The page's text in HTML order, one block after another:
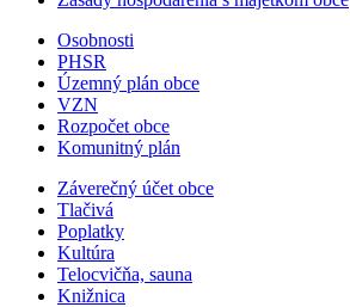
Osobnosti
PHSR
Územný plán obce
VZN
Rozpočet obce
Komunitný plán
Záverečný účet obce
Tlačivá
Poplatky
Kultúra
Telocvičňa, sauna
Knižnica